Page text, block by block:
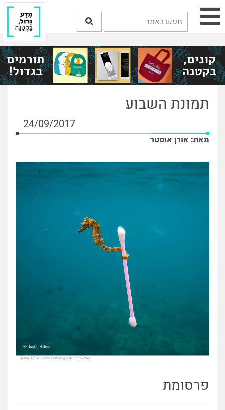
תמונת השבוע
24/09/2017
מאת: אורן אוסטר
פרסומת